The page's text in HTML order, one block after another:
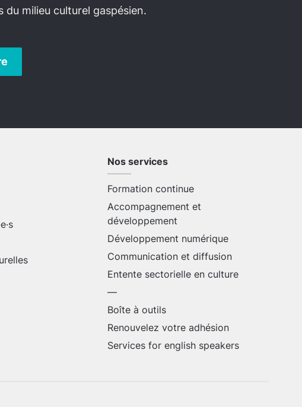
milieu culturel gaspésien.
Nos services
Formation continue
Accompagnement et
développement
Développement numérique
Communication et diffusion
Entente sectorielle en culture
—
Boîte à outils
Renouvelez votre adhésion
Services for english speakers